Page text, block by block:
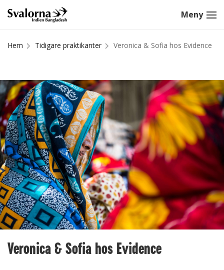
Hem Tidigare praktikanter Veronica & Sofia hos Evidence
Veronica & Sofia hos Evidence